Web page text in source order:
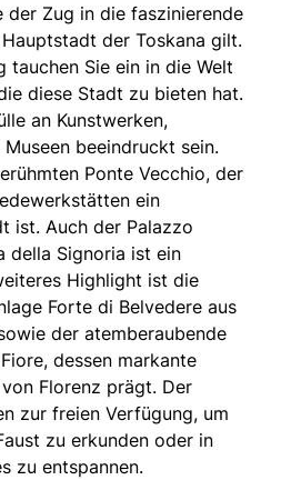
der Zug in die faszinierende
der Toskana gilt.
tauchen Sie ein in die Welt
diese Stadt zu bieten hat.
an Kunstwerken,
beeindruckt sein.
Ponte Vecchio, der
ein
ist. Auch der Palazzo
della Signoria ist ein
Highlight ist die
Forte di Belvedere aus
der atemberaubende
dessen markante
Florenz prägt. Der
zur freien Verfügung, um
zu erkunden oder in
zu entspannen.